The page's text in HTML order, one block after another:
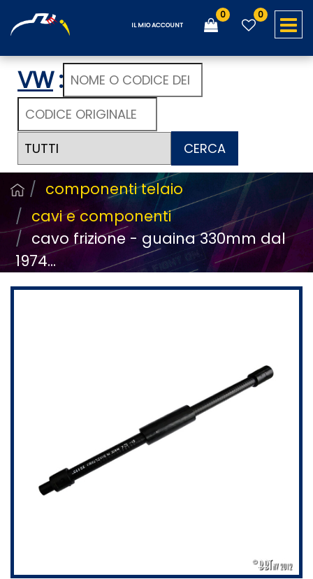
IL MIO ACCOUNT
0 0
VW:
CERCA
componenti telaio
cavi e componenti
cavo frizione - guaina 330mm dal
1974...